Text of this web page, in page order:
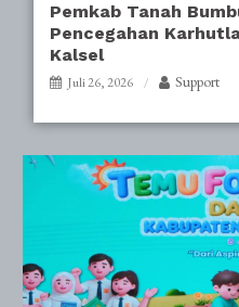
Pemkab Tanah
Pencegahan
Kalsel
Juli 26, 2026 Support